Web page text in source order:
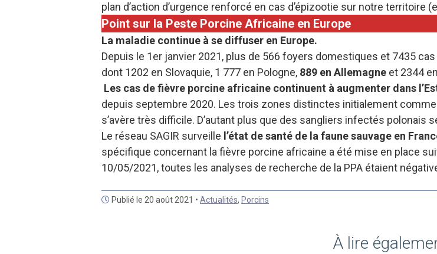
plan d’action d’urgence renforcé en cas d’épizootie sur notre territoire
Point sur la Peste Porcine Africaine en Europe
La maladie continue à se diffuser en Europe.
Depuis le 1er janvier 2021, plus de 566 foyers domestiques et 7435
dont 1202 en Slovaquie, 1 777 en Pologne, 889 en Allemagne et 2344
Les cas de fièvre porcine africaine continuent à augmenter dans
depuis septembre 2020. Les trois zones distinctes initialement
s’avère très difficile. D’autant plus que des sangliers infectés polonais
Le réseau SAGIR surveille l’état de santé de la faune sauvage en
spécifique concernant la fièvre porcine africaine a été mise en place
10/05/2021, toutes les analyses de recherche de la PPA étaient
Publié le 20 août 2021 • Actualités, Porcins
À lire